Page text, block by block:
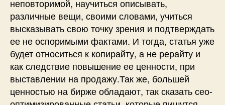
неповторимой, научиться описывать,
различные вещи, своими словами, учиться
высказывать свою точку зрения и подтверждать
ее не оспоримыми фактами. И тогда, статья уже
будет относиться к копирайту, а не рерайту и
как следствие повышение ее ценности, при
выставлении на продажу.Так же, большей
ценностью на бирже обладают, так сказать сео-